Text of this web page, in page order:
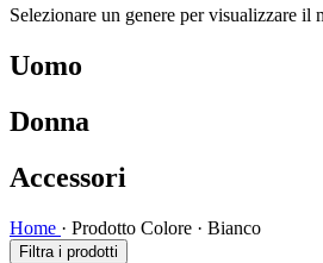
Selezionare un genere per visualizzare il
Uomo
Donna
Accessori
Home · Prodotto Colore · Bianco
Filtra i prodotti